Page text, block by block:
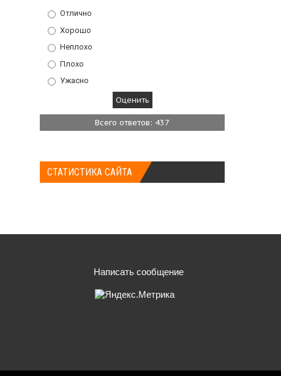
Отлично
Хорошо
Неплохо
Плохо
Ужасно
Всего ответов: 437
СТАТИСТИКА САЙТА
Написать сообщение